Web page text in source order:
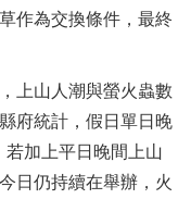
作為交換條件，最終
上山人潮與螢火蟲數
府統計，假日單日晚
加上平日晚間上山
日仍持續在舉辦，火